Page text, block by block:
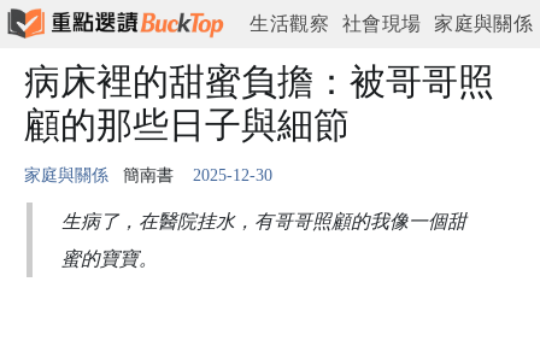
生活觀察 社會現場 家庭與關係
情緒與心理 工作與現實 城市與日常
病床裡的甜蜜負擔：被哥哥照
顧的那些日子與細節
家庭與關係 簡南書 2025-12-30
生病了，在醫院挂水，有哥哥照顧的我像一個甜
蜜的寶寶。